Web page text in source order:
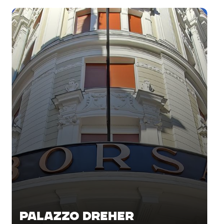
PALAZZO DREHER